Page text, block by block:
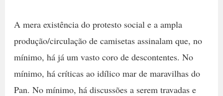
A mera existência do protesto social e a ampla
produção/circulação de camisetas assinalam que, no
mínimo, há já um vasto coro de descontentes. No
mínimo, há críticas ao idílico mar de maravilhas do
Pan. No mínimo, há discussões a serem travadas e